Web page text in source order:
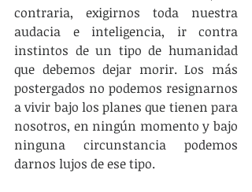
contraria, exigirnos toda nuestra
audacia e inteligencia, ir contra
instintos de un tipo de humanidad
que debemos dejar morir. Los más
postergados no podemos resignarnos
a vivir bajo los planes que tienen para
nosotros, en ningún momento y bajo
ninguna circunstancia podemos
darnos lujos de ese tipo.